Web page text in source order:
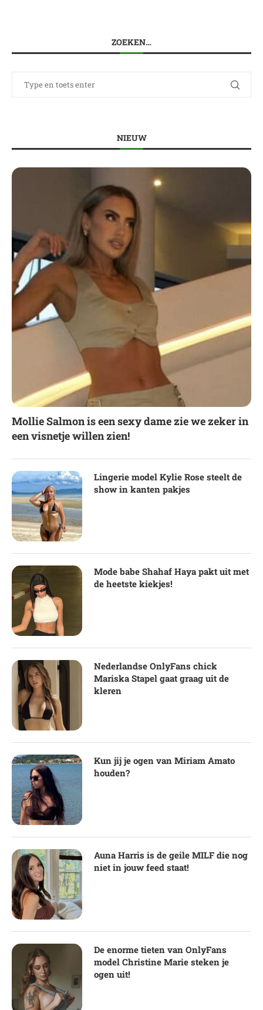
ZOEKEN…
NIEUW
Mollie Salmon is een sexy dame zie we zeker in
een visnetje willen zien!
Lingerie model Kylie Rose steelt de
show in kanten pakjes
Mode babe Shahaf Haya pakt uit met
de heetste kiekjes!
Nederlandse OnlyFans chick
Mariska Stapel gaat graag uit de
kleren
Kun jij je ogen van Miriam Amato
houden?
Auna Harris is de geile MILF die nog
niet in jouw feed staat!
De enorme tieten van OnlyFans
model Christine Marie steken je
ogen uit!